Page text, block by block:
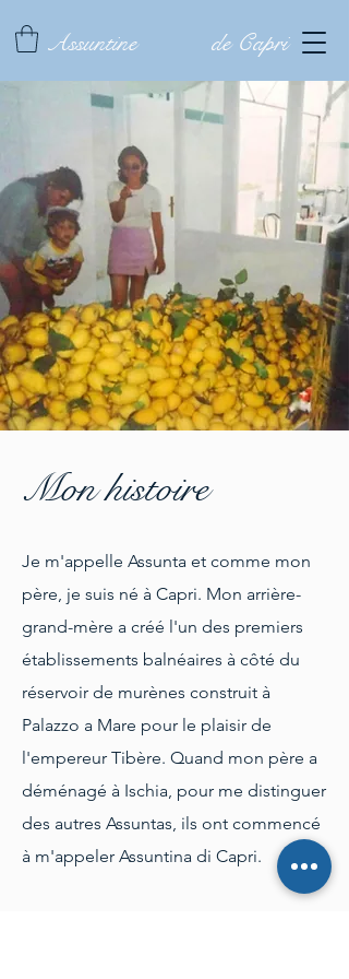
Assuntine de Capri
Mon histoire
Je m'appelle Assunta et comme mon
père, je suis né à Capri. Mon arrière-
grand-mère a créé l'un des premiers
établissements balnéaires à côté du
réservoir de murènes construit à
Palazzo a Mare pour le plaisir de
l'empereur Tibère. Quand mon père a
déménagé à Ischia, pour me distinguer
des autres Assuntas, ils ont commencé
à m'appeler Assuntina di Capri.